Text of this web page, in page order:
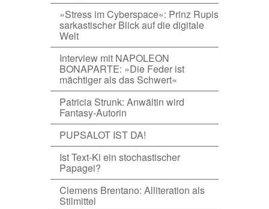
»Stress im Cyberspace«: Prinz Rupis
sarkastischer Blick auf die digitale
Welt
Interview mit NAPOLEON
BONAPARTE: »Die Feder ist
mächtiger als das Schwert«
Patricia Strunk: Anwältin wird
Fantasy-Autorin
PUPSALOT IST DA!
Ist Text-Ki ein stochastischer
Papagei?
Clemens Brentano: Alliteration als
Stilmittel